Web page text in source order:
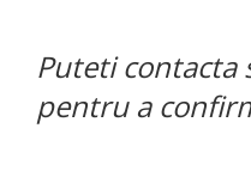
Puteti contacta
pentru a